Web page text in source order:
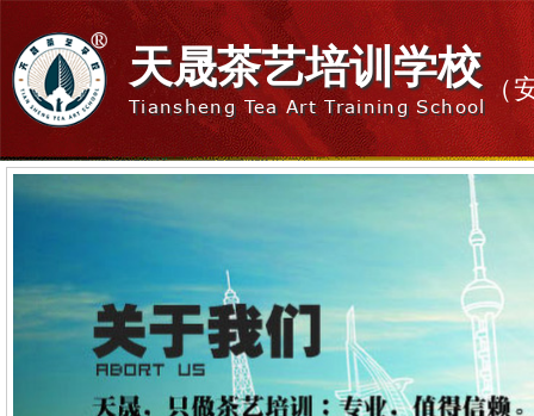
天晟茶艺培训学校
Tiansheng Tea Art Training School
（